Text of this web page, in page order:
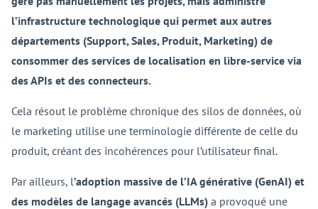
l’infrastructure technologique qui permet aux autres
départements (Support, Sales, Produit, Marketing) de
consommer des services de localisation en libre-service via
des APIs et des connecteurs.
Cela résout le problème chronique des silos de données, où
le marketing utilise une terminologie différente de celle du
produit, créant des incohérences pour l’utilisateur final.
Par ailleurs, l’adoption massive de l’IA générative (GenAI) et
des modèles de langage avancés (LLMs) a provoqué une